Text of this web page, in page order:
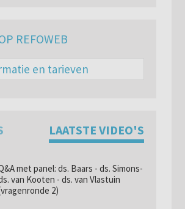
REFOWEB
en tarieven
LAATSTE VIDEO'S
met panel: ds. Baars - ds. Simons-
van Kooten - ds. van Vlastuin
2)